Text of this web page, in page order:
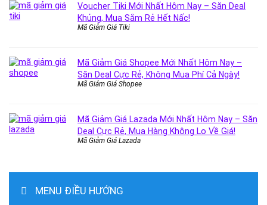
Voucher Tiki Mới Nhất Hôm Nay – Săn Deal
Khủng, Mua Sắm Rẻ Hết Nấc!
Mã Giảm Giá Tiki
Mã Giảm Giá Shopee Mới Nhất Hôm Nay –
Săn Deal Cực Rẻ, Không Mua Phí Cả Ngày!
Mã Giảm Giá Shopee
Mã Giảm Giá Lazada Mới Nhất Hôm Nay – Săn
Deal Cực Rẻ, Mua Hàng Không Lo Về Giá!
Mã Giảm Giá Lazada
MENU ĐIỀU HƯỚNG